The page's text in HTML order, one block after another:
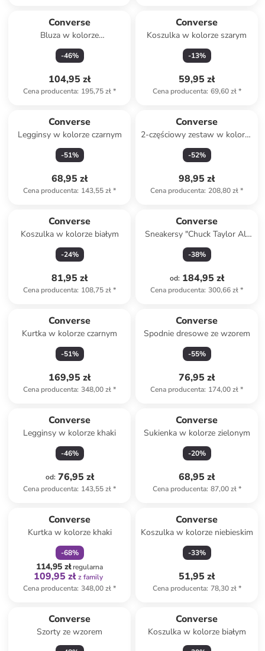
Converse
Bluza w kolorze
jasnoróżowym
-46%
104,95 zł
Cena producenta: 195,75 zł*
Converse
Koszulka w kolorze szarym
-13%
59,95 zł
Cena producenta: 69,60 zł*
Converse
Legginsy w kolorze czarnym
-51%
68,95 zł
Cena producenta: 143,55 zł*
Converse
2-częściowy zestaw w kolorze
fioletowo-czarnym
-52%
98,95 zł
Cena producenta: 208,80 zł*
Converse
Koszulka w kolorze białym
-24%
81,95 zł
Cena producenta: 108,75 zł*
Converse
Sneakersy "Chuck Taylor All
Star Malden Street" w kolorze
jasnobrązowym
-38%
od: 184,95 zł
Cena producenta: 300,66 zł*
Converse
Kurtka w kolorze czarnym
-51%
169,95 zł
Cena producenta: 348,00 zł*
Converse
Spodnie dresowe ze wzorem
-55%
76,95 zł
Cena producenta: 174,00 zł*
Converse
Legginsy w kolorze khaki
-46%
od: 76,95 zł
Cena producenta: 143,55 zł*
Converse
Sukienka w kolorze zielonym
-20%
68,95 zł
Cena producenta: 87,00 zł*
Converse
Kurtka w kolorze khaki
-68%
114,95 złregularna
109,95 zł z family
Cena producenta: 348,00 zł*
Converse
Koszulka w kolorze niebieskim
-33%
51,95 zł
Cena producenta: 78,30 zł*
Converse
Szorty ze wzorem
Converse
Koszulka w kolorze białym